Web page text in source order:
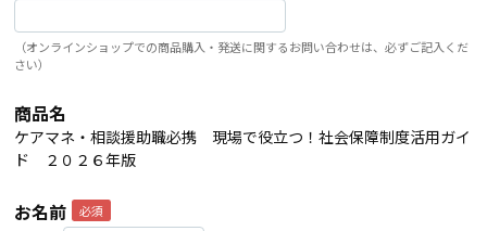
（オンラインショップでの商品購入・発送に関するお問い合わせは、必ずご記入くだ
さい）
商品名
ケアマネ・相談援助職必携 現場で役立つ！社会保障制度活用ガイ
ド ２０２６年版
お名前